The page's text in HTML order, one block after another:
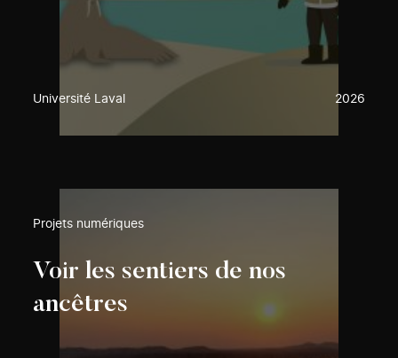
Université Laval 2026
Projets numériques
Voir les sentiers de nos
ancêtres